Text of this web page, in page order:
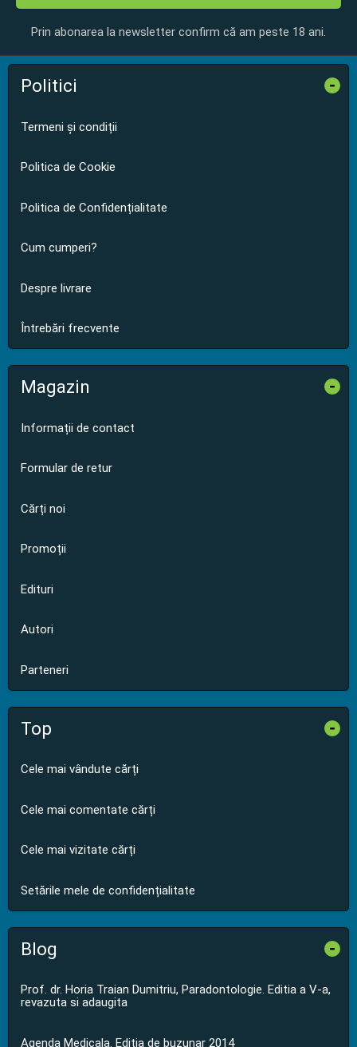
Prin abonarea la newsletter confirm că am peste 18 ani.
Politici -
Termeni și condiții
Politica de Cookie
Politica de Confidențialitate
Cum cumperi?
Despre livrare
Întrebări frecvente
Magazin -
Informații de contact
Formular de retur
Cărți noi
Promoții
Edituri
Autori
Parteneri
Top -
Cele mai vândute cărți
Cele mai comentate cărți
Cele mai vizitate cărți
Setările mele de confidențialitate
Blog -
Prof. dr. Horia Traian Dumitriu, Paradontologie. Editia a V-a,
revazuta si adaugita
Agenda Medicala. Editia de buzunar 2014